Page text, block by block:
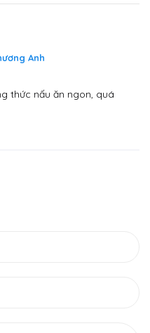
Anh
thức nấu ăn ngon, quá